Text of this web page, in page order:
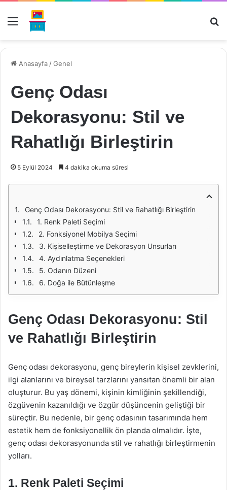
Menü
Anasayfa /Genel
Genç Odası
Dekorasyonu: Stil ve
Rahatlığı Birleştirin
5 Eylül 2024 4 dakika okuma süresi
Genç Odası Dekorasyonu: Stil ve Rahatlığı Birleştirin
1. Renk Paleti Seçimi
2. Fonksiyonel Mobilya Seçimi
3. Kişiselleştirme ve Dekorasyon Unsurları
4. Aydınlatma Seçenekleri
5. Odanın Düzeni
6. Doğa ile Bütünleşme
Genç Odası Dekorasyonu: Stil
ve Rahatlığı Birleştirin
Genç odası dekorasyonu, genç bireylerin kişisel zevklerini,
ilgi alanlarını ve bireysel tarzlarını yansıtan önemli bir alan
oluşturur. Bu yaş dönemi, kişinin kimliğinin şekillendiği,
özgüvenin kazanıldığı ve özgür düşüncenin geliştiği bir
süreçtir. Bu nedenle, bir genç odasının tasarımında hem
estetik hem de fonksiyonellik ön planda olmalıdır. İşte,
genç odası dekorasyonunda stil ve rahatlığı birleştirmenin
yolları.
1. Renk Paleti Seçimi